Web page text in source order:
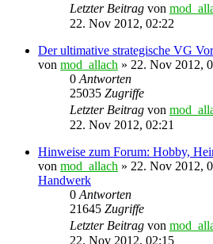
Letzter Beitrag von
22. Nov 2012, 02:22
Der ultimative strategische VG
von mod_allach » 22. Nov 2012,
0Antworten
25035 Zugriffe
Letzter Beitrag von
22. Nov 2012, 02:21
Hinweise zum Forum: Hobby,
von mod_allach » 22. Nov 2012,
Handwerk
0Antworten
21645 Zugriffe
Letzter Beitrag von
22. Nov 2012, 02:15